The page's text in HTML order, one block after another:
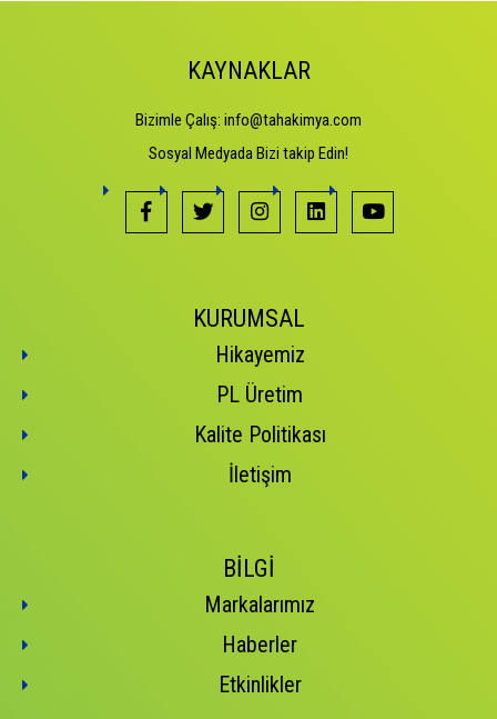
KAYNAKLAR
Bizimle Çalış: info@tahakimya.com
Sosyal Medyada Bizi takip Edin!
KURUMSAL
Hikayemiz
PL Üretim
Kalite Politikası
İletişim
BİLGİ
Markalarımız
Haberler
Etkinlikler